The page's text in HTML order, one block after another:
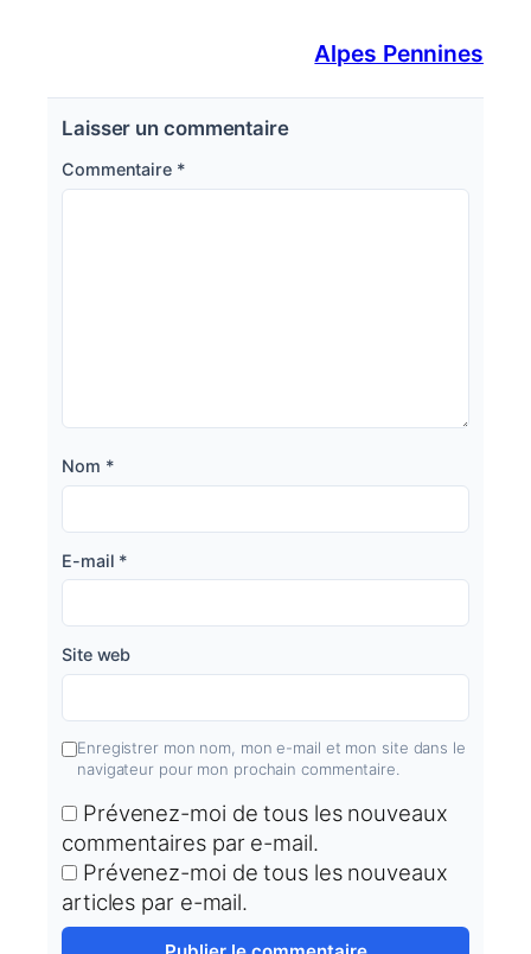
Alpes Pennines
Laisser un commentaire
Commentaire *
Nom *
E-mail *
Site web
Enregistrer mon nom, mon e-mail et mon site dans le
navigateur pour mon prochain commentaire.
Prévenez-moi de tous les nouveaux
commentaires par e-mail.
Prévenez-moi de tous les nouveaux
articles par e-mail.